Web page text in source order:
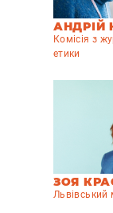
АНДРІЙ
Комісія з
етики
ЗОЯ
Львівський